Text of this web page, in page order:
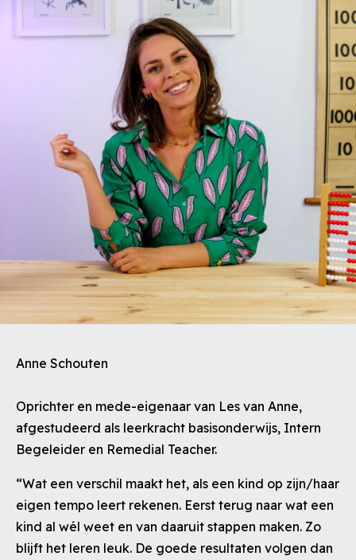
Anne Schouten
Oprichter en mede-eigenaar van Les van Anne,
afgestudeerd als leerkracht basisonderwijs, Intern
Begeleider en Remedial Teacher.
“Wat een verschil maakt het, als een kind op zijn/haar
eigen tempo leert rekenen. Eerst terug naar wat een
kind al wél weet en van daaruit stappen maken. Zo
blijft het leren leuk. De goede resultaten volgen dan